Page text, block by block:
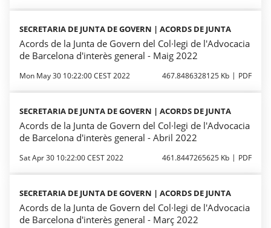
SECRETARIA DE JUNTA DE GOVERN | ACORDS DE JUNTA
Acords de la Junta de Govern del Col·legi de l'Advocacia
de Barcelona d'interès general - Maig 2022
Mon May 30 10:22:00 CEST 2022 467.8486328125 Kb PDF
SECRETARIA DE JUNTA DE GOVERN | ACORDS DE JUNTA
Acords de la Junta de Govern del Col·legi de l'Advocacia
de Barcelona d'interès general - Abril 2022
Sat Apr 30 10:22:00 CEST 2022 461.8447265625 Kb PDF
SECRETARIA DE JUNTA DE GOVERN | ACORDS DE JUNTA
Acords de la Junta de Govern del Col·legi de l'Advocacia
de Barcelona d'interès general - Març 2022